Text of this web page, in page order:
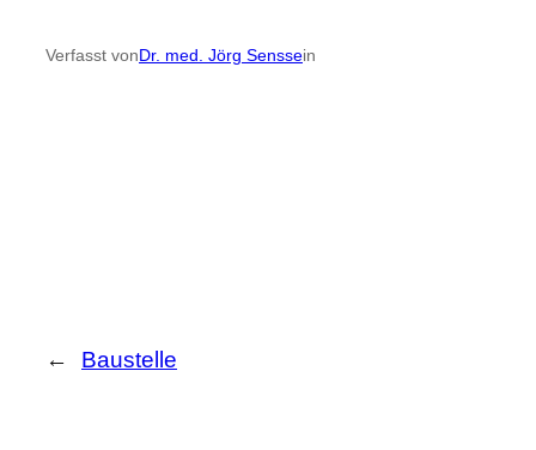
Verfasst vonDr. med. Jörg Senssein
← Baustelle